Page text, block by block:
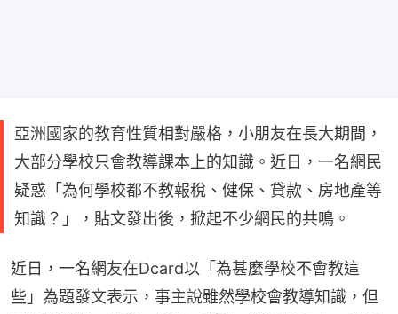
亞洲國家的教育性質相對嚴格，小朋友在長大期間，
大部分學校只會教導課本上的知識。近日，一名網民
疑惑「為何學校都不教報稅、健保、貸款、房地產等
知識？」，貼文發出後，掀起不少網民的共鳴。
近日，一名網友在Dcard以「為甚麼學校不會教這
些」為題發文表示，事主說雖然學校會教導知識，但